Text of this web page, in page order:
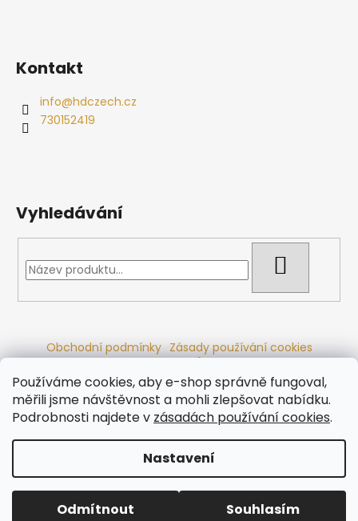
Používáme cookies, aby e-shop správně fungoval,
měřili jsme návštěvnost a mohli zlepšovat nabídku.
Podrobnosti najdete v zásadách používání cookies.
Nastavení
Odmítnout Souhlasím
Kontakt
info@hdczech.cz
730152419
Vyhledávání
Obchodní podmínky Zásady používání cookies
Ochrana osobních údajů Dřevěné sauny
Odstoupení od smlouvy Reklamační řád Kontakty
Koupací sudy
Radiátory
Copyright 2026Ráj saun. Všechna práva vyhrazena.
Upravit nastavení cookies